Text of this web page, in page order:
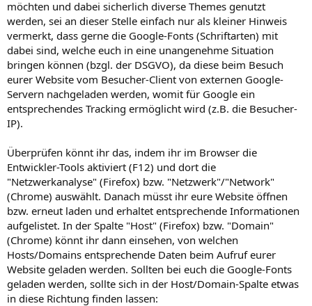
möchten und dabei sicherlich diverse Themes genutzt
werden, sei an dieser Stelle einfach nur als kleiner Hinweis
vermerkt, dass gerne die Google-Fonts (Schriftarten) mit
dabei sind, welche euch in eine unangenehme Situation
bringen können (bzgl. der DSGVO), da diese beim Besuch
eurer Website vom Besucher-Client von externen Google-
Servern nachgeladen werden, womit für Google ein
entsprechendes Tracking ermöglicht wird (z.B. die Besucher-
IP).
Überprüfen könnt ihr das, indem ihr im Browser die
Entwickler-Tools aktiviert (F12) und dort die
"Netzwerkanalyse" (Firefox) bzw. "Netzwerk"/"Network"
(Chrome) auswählt. Danach müsst ihr eure Website öffnen
bzw. erneut laden und erhaltet entsprechende Informationen
aufgelistet. In der Spalte "Host" (Firefox) bzw. "Domain"
(Chrome) könnt ihr dann einsehen, von welchen
Hosts/Domains entsprechende Daten beim Aufruf eurer
Website geladen werden. Sollten bei euch die Google-Fonts
geladen werden, sollte sich in der Host/Domain-Spalte etwas
in diese Richtung finden lassen: